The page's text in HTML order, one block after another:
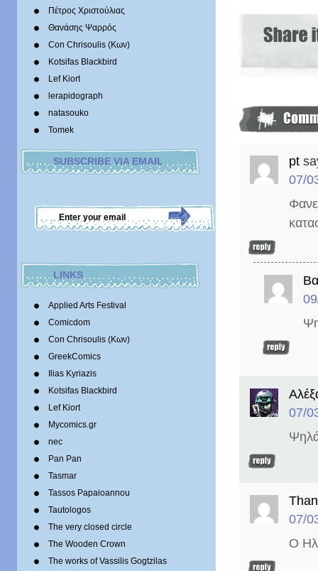
Πέτρος Χριστούλιας
Θανάσης Ψαρρός
Con Chrisoulis (Κων)
Kotsifas Blackbird
Lef Kiort
lerapidograph
natasouko
Tomek
SUBSCRIBE VIA EMAIL
LINKS
Applied Arts Festival
Comicdom
Con Chrisoulis (Κων)
GreekComics
Ilias Kyriazis
Kotsifas Blackbird
Lef Kiort
Mycomics.gr
nec
Pan Pan
Tasmar
Tassos Papaioannou
Tautologos
The very closed circle
The Wooden Crown
The works of Vassilis Gogtzilas
pt
07/
07/
Ψηλά
07/
Ο